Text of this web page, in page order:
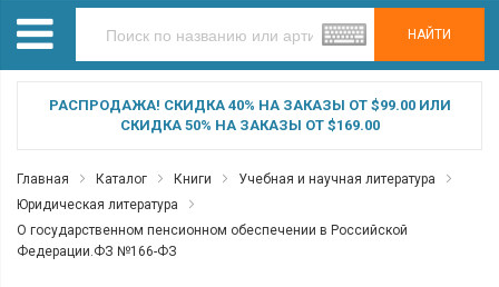
НАЙТИ
РАСПРОДАЖА! СКИДКА 40% НА ЗАКАЗЫ ОТ $99.00 ИЛИ
СКИДКА 50% НА ЗАКАЗЫ ОТ $169.00
Главная Каталог Книги
Учебная и научная литература
Юридическая литература
О государственном пенсионном обеспечении в Российской
Федерации.ФЗ №166-ФЗ